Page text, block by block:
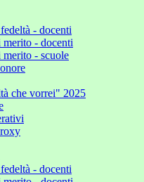
- docenti
- docenti
- scuole
che vorrei" 2025
- docenti